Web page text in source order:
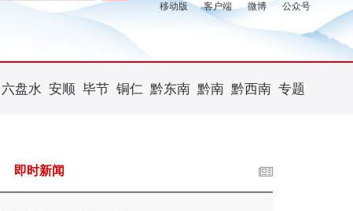
移动版 客户端 微博 公众号
六盘水 安顺 毕节 铜仁 黔东南 黔南 黔西南 专题
即时新闻